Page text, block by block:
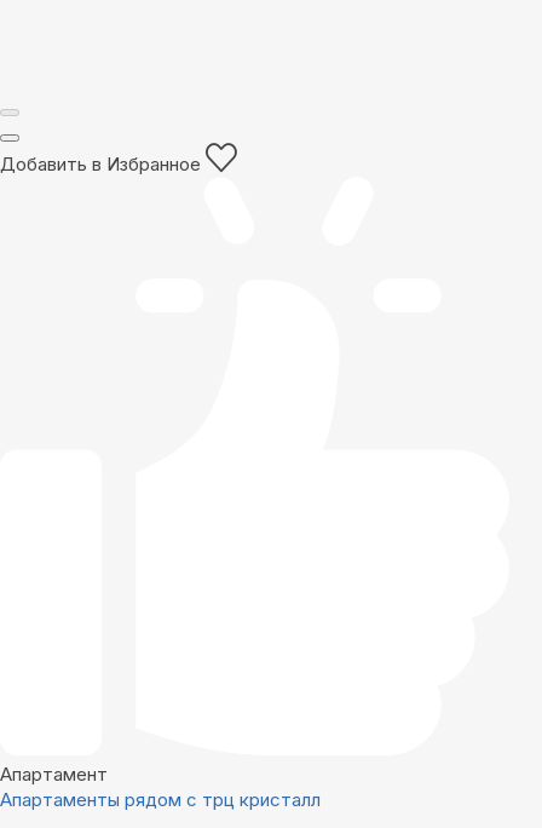
Добавить в Избранное
Апартамент
Апартаменты рядом с трц кристалл